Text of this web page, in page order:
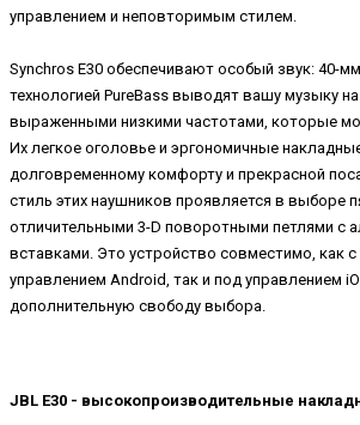
управлением и неповторимым стилем.
Synchros E30 обеспечивают особый звук: 40-
технологией PureBass выводят вашу музыку
выраженными низкими частотами, которые
Их легкое оголовье и эргономичные
долговременному комфорту и прекрасной
стиль этих наушников проявляется в выборе
отличительными 3-D поворотными петлями с
вставками. Это устройство совместимо, как
управлением Android, так и под управлением
дополнительную свободу выбора.
JBL E30 - высокопроизводительные